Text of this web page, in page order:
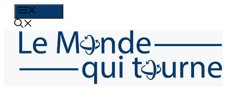
Saltar
contenido